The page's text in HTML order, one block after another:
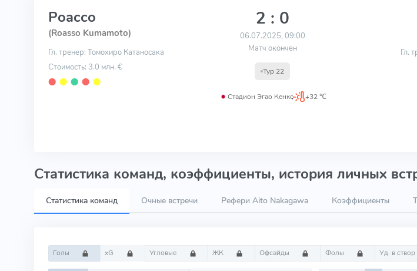
Роассо
(Roasso Kumamoto)
Гл. тренер: Томохиро Катаносака
Стоимость: 3.0 млн. €
⬤ ⬤ ⬤ ⬤ ⬤
2 : 0
06.07.2025, 09:00
Матч окончен
Тур 22
Стадион Эгао Кенко, +32 ℃
Гл.
Статистика команд, коэффициенты, история личных
Статистика команд Очные встречи Рефери Aito Nakagawa Коэффициенты
Голы xG Угловые ЖК Офсайды Фолы Уд. в створ